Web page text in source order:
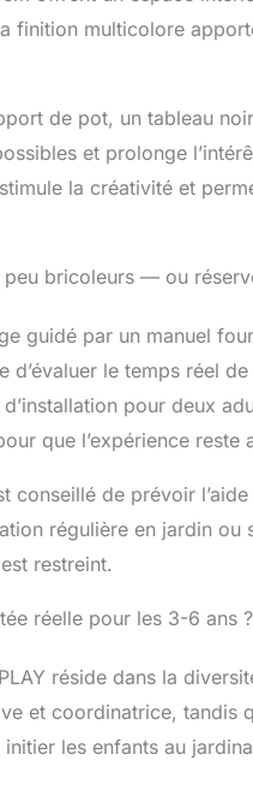
une excellente ventilation à
de service intégré est
aidant les enfants à
intuitif, l'assemblage de
Installez-la en un rien de
des aventures et
finition multicolore
de pot, un tableau
et prolonge
la créativité et
bricoleurs — ou
guidé par un manuel
le temps réel
pour deux
que l’expérience reste
de prévoir
régulière en jardin
restreint.
réelle pour les 3-6 ans ?
réside dans la
et coordinatrice, tandis
les enfants au